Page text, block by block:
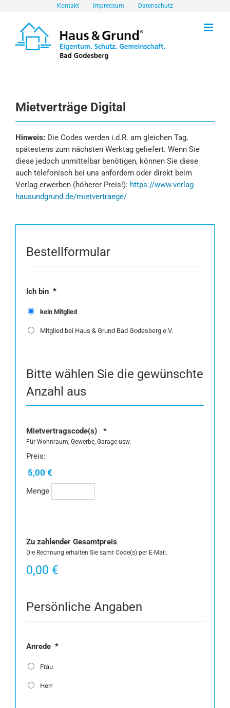
springen
Kontakt Impressum Datenschutz
Mietverträge Digital
Hinweis: Die Codes werden i.d.R. am gleichen Tag,
spätestens zum nächsten Werktag geliefert. Wenn Sie
diese jedoch unmittelbar benötigen, können Sie diese
auch telefonisch bei uns anfordern oder direkt beim
Verlag erwerben (höherer Preis!): https://www.verlag-
hausundgrund.de/mietvertraege/
Bestellformular
Ich bin *
kein Mitglied
Mitglied bei Haus & Grund Bad Godesberg e.V.
Bitte wählen Sie die gewünschte
Anzahl aus
Mietvertragscode(s) Menge
*
Für Wohnraum, Gewerbe, Garage usw.
Preis:
5,00 €
Menge
Zu zahlender Gesamtpreis
Die Rechnung erhalten Sie samt Code(s) per E-Mail.
0,00 €
Persönliche Angaben
Anrede *
Frau
Herr